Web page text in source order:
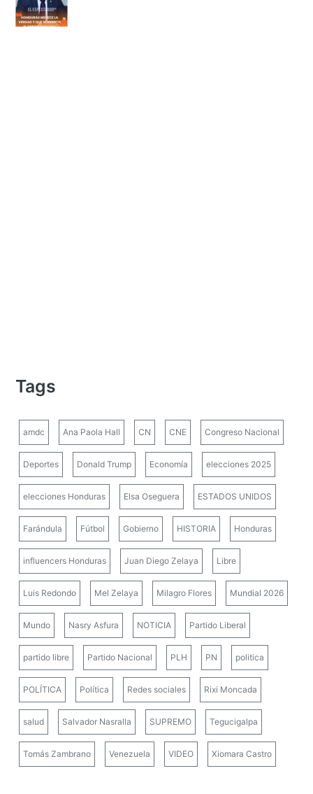
Tags
amdc Ana Paola Hall CN CNE Congreso Nacional
Deportes Donald Trump Economía elecciones 2025
elecciones Honduras Elsa Oseguera ESTADOS UNIDOS
Farándula Fútbol Gobierno HISTORIA Honduras
influencers Honduras Juan Diego Zelaya Libre
Luis Redondo Mel Zelaya Milagro Flores Mundial 2026
Mundo Nasry Asfura NOTICIA Partido Liberal
partido libre Partido Nacional PLH PN politica
POLÍTICA Política Redes sociales Rixi Moncada
salud Salvador Nasralla SUPREMO Tegucigalpa
Tomás Zambrano Venezuela VIDEO Xiomara Castro